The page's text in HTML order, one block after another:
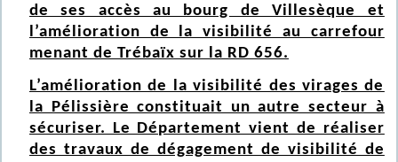
de ses accès au bourg de Villesèque et
l’amélioration de la visibilité au carrefour
menant de Trébaïx sur la RD 656.
L’amélioration de la visibilité des virages de
la Pélissière constituait un autre secteur à
sécuriser. Le Département vient de réaliser
des travaux de dégagement de visibilité de